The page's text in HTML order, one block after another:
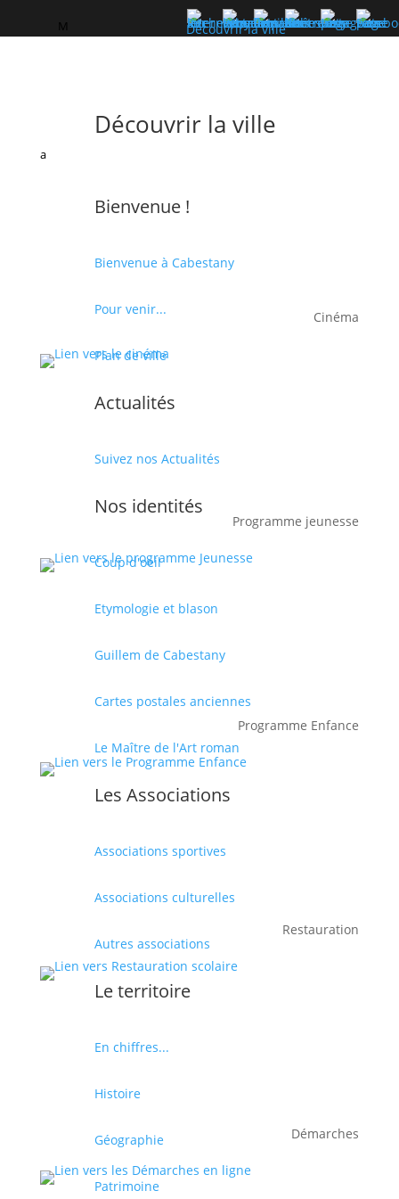
a
M Découvrir la ville
Découvrir la ville
Bienvenue !
Bienvenue à Cabestany
Pour venir...
Plan de ville
Actualités
Suivez nos Actualités
Nos identités
Coup d'oeil
Etymologie et blason
Guillem de Cabestany
Cartes postales anciennes
Le Maître de l'Art roman
Les Associations
Associations sportives
Associations culturelles
Autres associations
Le territoire
En chiffres...
Histoire
Géographie
Patrimoine
Cinéma
Programme jeunesse
Programme Enfance
Restauration
Démarches